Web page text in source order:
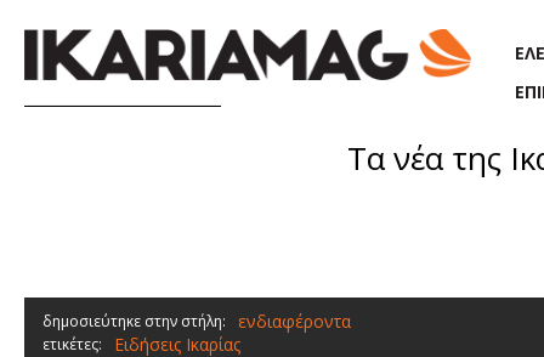
Τα νέα της
δημοσιεύτηκε στην στήλη: ενδιαφέροντα
ετικέτες: Ειδήσεις Ικαρίας